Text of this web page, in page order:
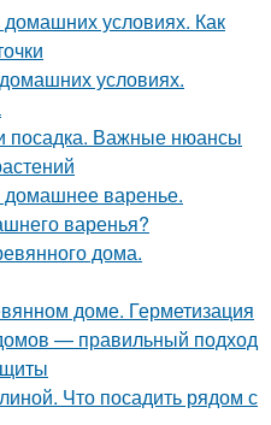
условиях. Как
условиях.
посадка. Важные нюансы
домашнее варенье.
варенья?
дома.
доме. Герметизация
— правильный подход
Что посадить рядом с